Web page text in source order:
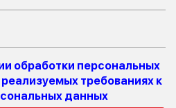
обработки персональных
требованиях к
данных